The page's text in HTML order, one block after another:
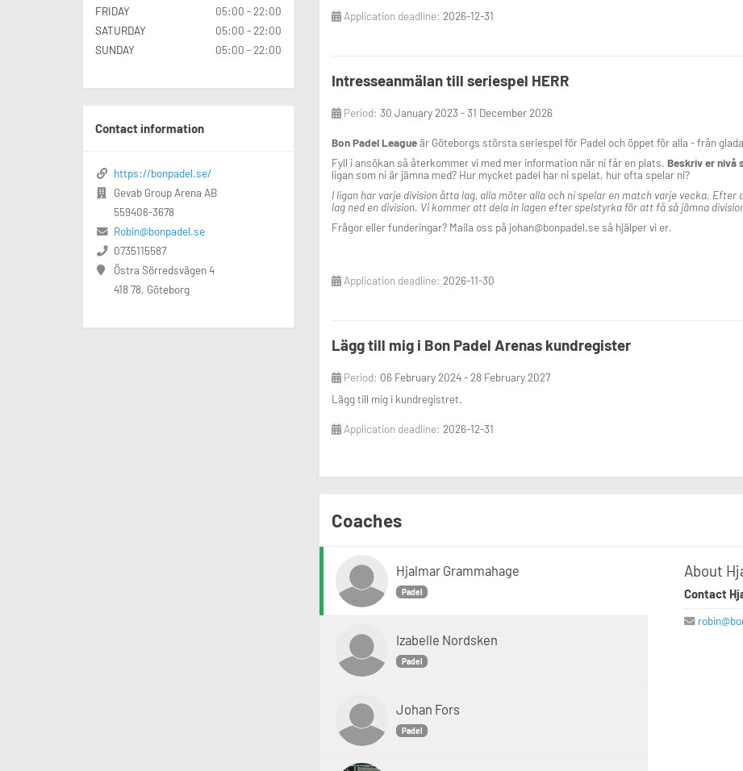
Application deadline: 2026-12-31
Intresseanmälan till seriespel HERR
Period: 30 January 2023 - 31 December 2026
Bon Padel Leagueär Göteborgs största seriespel för Padel och öppet för alla - från
Fyll i ansökan så återkommer vi med mer information när ni får en plats. Beskriv er nivå
ligan som ni är jämna med? Hur mycket padel har ni spelat, hur ofta spelar ni?
I ligan har varje division åtta lag, alla möter alla och ni spelar en match varje vecka.
lag ned en division. Vi kommer att dela in lagen efter spelstyrka för att få så jämna
Frågor eller funderingar? Maila oss på johan@bonpadel.se så hjälper vi er.
Application deadline: 2026-11-30
Lägg till mig i Bon Padel Arenas kundregister
Period: 06 February 2024 - 28 February 2027
Lägg till mig i kundregistret.
Application deadline: 2026-12-31
Coaches
Hjalmar Grammahage
Padel
Izabelle Nordsken
Padel
Johan Fors
Padel
About
Contact
FRIDAY
05:00 - 22:00
SATURDAY
05:00 - 22:00
SUNDAY
05:00 - 22:00
Contact information
https://bonpadel.se/
Gevab Group Arena AB
559406-3678
Robin@bonpadel.se
0735115587
Östra Sörredsvägen 4
418 78, Göteborg